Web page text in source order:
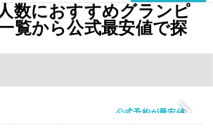
数におすすめグランピ
覧から公式最安値で探
公式予約が最安値